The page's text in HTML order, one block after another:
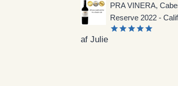
PRA VINERA,
Reserve 2022 -
af Julie